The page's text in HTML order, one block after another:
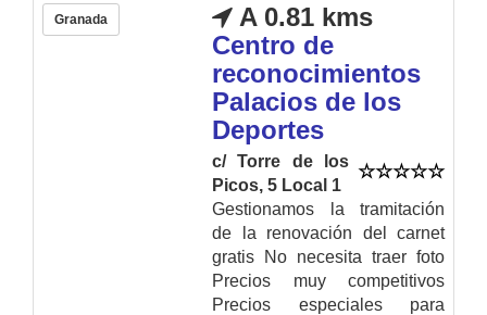
Granada
A 0.81 kms
Centro de
reconocimientos
Palacios de los
Deportes
c/ Torre de los
Picos, 5 Local 1
Gestionamos la tramitación
de la renovación del carnet
gratis No necesita traer foto
Precios muy competitivos
Precios especiales para